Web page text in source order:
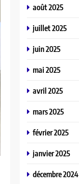
août 2025
juillet 2025
juin 2025
mai 2025
avril 2025
mars 2025
février 2025
janvier 2025
décembre 2024